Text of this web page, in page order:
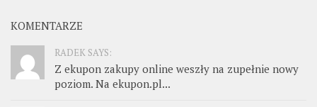
KOMENTARZE
RADEK SAYS:
Z ekupon zakupy online weszły na zupełnie nowy
poziom. Na ekupon.pl...